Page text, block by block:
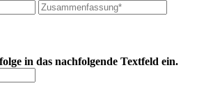
in das nachfolgende Textfeld ein.